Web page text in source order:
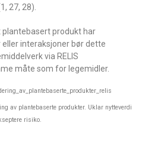
27, 28).
produkt har
interaksjoner bør dette
via RELIS
måte som for legemidler.
av plantebaserte produkter. Uklar nytteverdi
risiko.